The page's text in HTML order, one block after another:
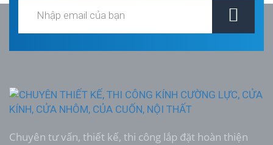
Chuyên tư vấn, thiết kế, thi công lắp đặt hoàn thiện